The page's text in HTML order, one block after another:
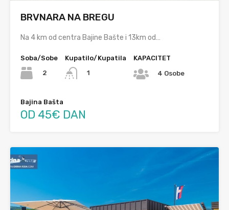
BRVNARA NA BREGU
Na 4 km od centra Bajine Bašte i 13km od…
Soba/Sobe
2
Kupatilo/Kupatila
1
KAPACITET
4 Osobe
Bajina Bašta
OD 45€ DAN